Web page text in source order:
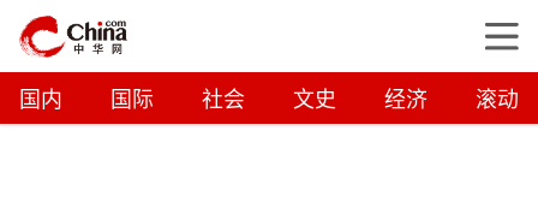
国内 国际 社会 文史 经济 滚动